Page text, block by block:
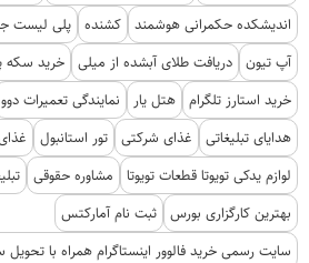
اندیشکده حکمرانی هوشمند کشنده پلی لیست
آپ تیون دریافت طلای آبشده از میلی خرید سکه
خرید استارز تلگرام هتل یار نمایندگی تعمیرات دوو
هدایای تبلیغاتی
غذای شرکتی تور استانبول
لوازم یدکی تویوتا قطعات تویوتا
مشاوره حقوقی
بهترین کارگزاری بورس ثبت نام آمارکتس
سایت رسمی خرید فالوور اینستاگرام همراه با تحویل